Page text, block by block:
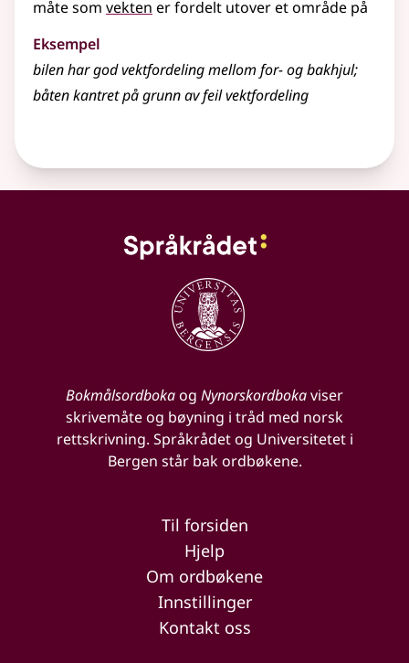
måte som vekten er fordelt utover et område på
Eksempel
bilen har god vektfordeling mellom for- og bakhjul;
båten kantret på grunn av feilvektfordeling
Bokmålsordbokaog Nynorskordbokaviser
skrivemåte og bøyning i tråd med norsk
rettskrivning. Språkrådet og Universitetet i
Bergen står bak ordbøkene.
Til forsiden
Hjelp
Om ordbøkene
Innstillinger
Kontakt oss